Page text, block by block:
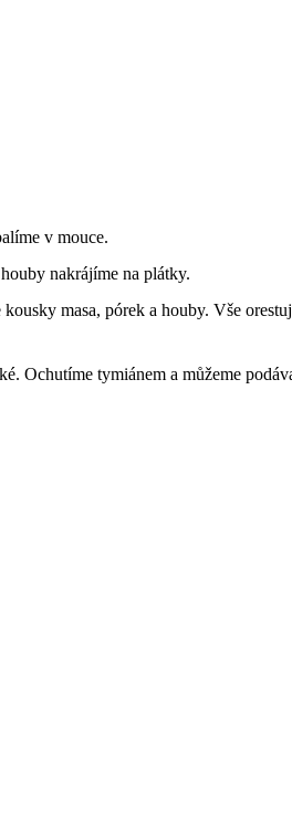
v mouce.
nakrájíme na plátky.
masa, pórek a houby. Vše
Ochutíme tymiánem a můžeme